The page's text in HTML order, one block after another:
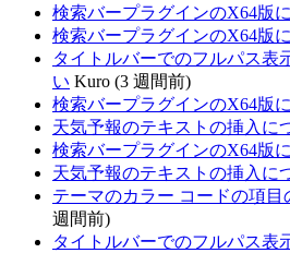
検索バープラグインのX64版
検索バープラグインのX64版
タイトルバーでのフルパス表
い Kuro (3 週間前)
検索バープラグインのX64版
天気予報のテキストの挿入に
検索バープラグインのX64版
天気予報のテキストの挿入に
テーマのカラー コードの項目
週間前)
タイトルバーでのフルパス表